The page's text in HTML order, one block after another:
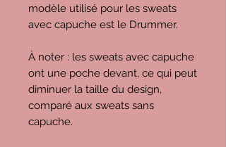
modèle utilisé pour les sweats
avec capuche est le Drummer.
À noter : les sweats avec capuche
ont une poche devant, ce qui peut
diminuer la taille du design,
comparé aux sweats sans
capuche.